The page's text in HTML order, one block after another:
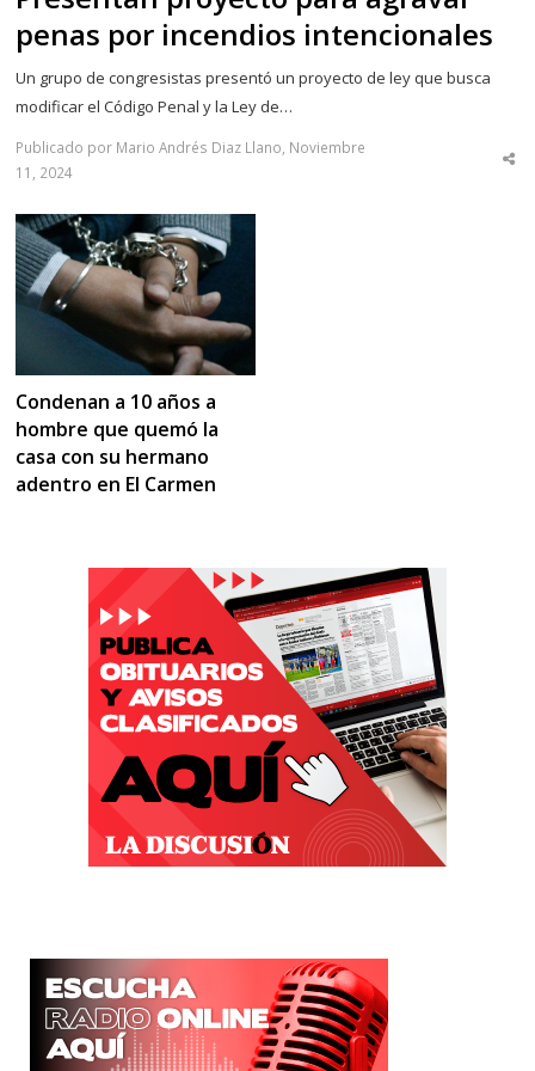
penas por incendios intencionales
Un grupo de congresistas presentó un proyecto de ley que busca
modificar el Código Penal y la Ley de…
Publicado por Mario Andrés Diaz Llano, Noviembre
11, 2024
Condenan a 10 años a
hombre que quemó la
casa con su hermano
adentro en El Carmen